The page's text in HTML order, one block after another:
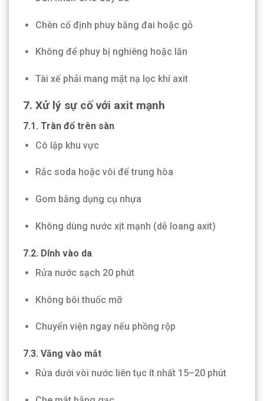
Chèn cố định phuy bằng đai hoặc gỗ
Không để phuy bị nghiêng hoặc lăn
Tài xế phải mang mặt nạ lọc khí axit
7. Xử lý sự cố với axit mạnh
7.1. Tràn đổ trên sàn
Cô lập khu vực
Rắc soda hoặc vôi để trung hòa
Gom bằng dụng cụ nhựa
Không dùng nước xịt mạnh (dễ loang axit)
7.2. Dính vào da
Rửa nước sạch 20 phút
Không bôi thuốc mỡ
Chuyển viện ngay nếu phồng rộp
7.3. Văng vào mắt
Rửa dưới vòi nước liên tục ít nhất 15–20 phút